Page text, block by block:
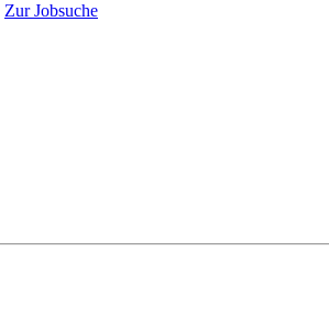
Zur Jobsuche